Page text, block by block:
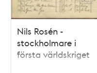
Nils Rosén -
stockholmare i
första världskriget